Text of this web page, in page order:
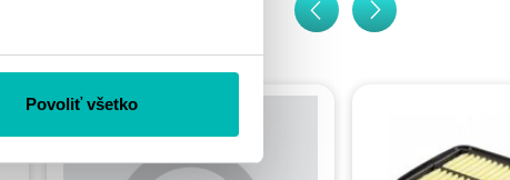
Povoliť všetko